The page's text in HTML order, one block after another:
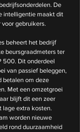
De
intelligentie maakt dit
gebruikers.
beheert het bedrijf
beursgraadmeters ter
500. Dit onderdeel
van passief beleggen,
betalen om deze
Met een omzetgroei
blijft dit een zeer
lage extra kosten.
worden nieuwe
rond duurzaamheid